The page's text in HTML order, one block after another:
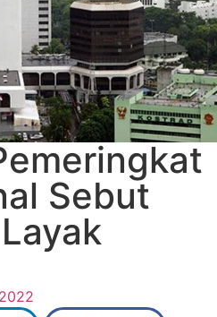
Sebut